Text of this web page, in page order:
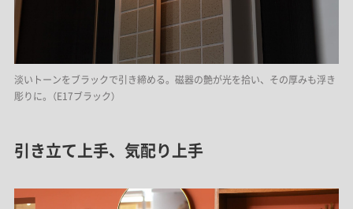
淡いトーンをブラックで引き締める。磁器の艶が光を拾い、その厚みも浮き
彫りに。（E17ブラック）
引き立て上手、気配り上手